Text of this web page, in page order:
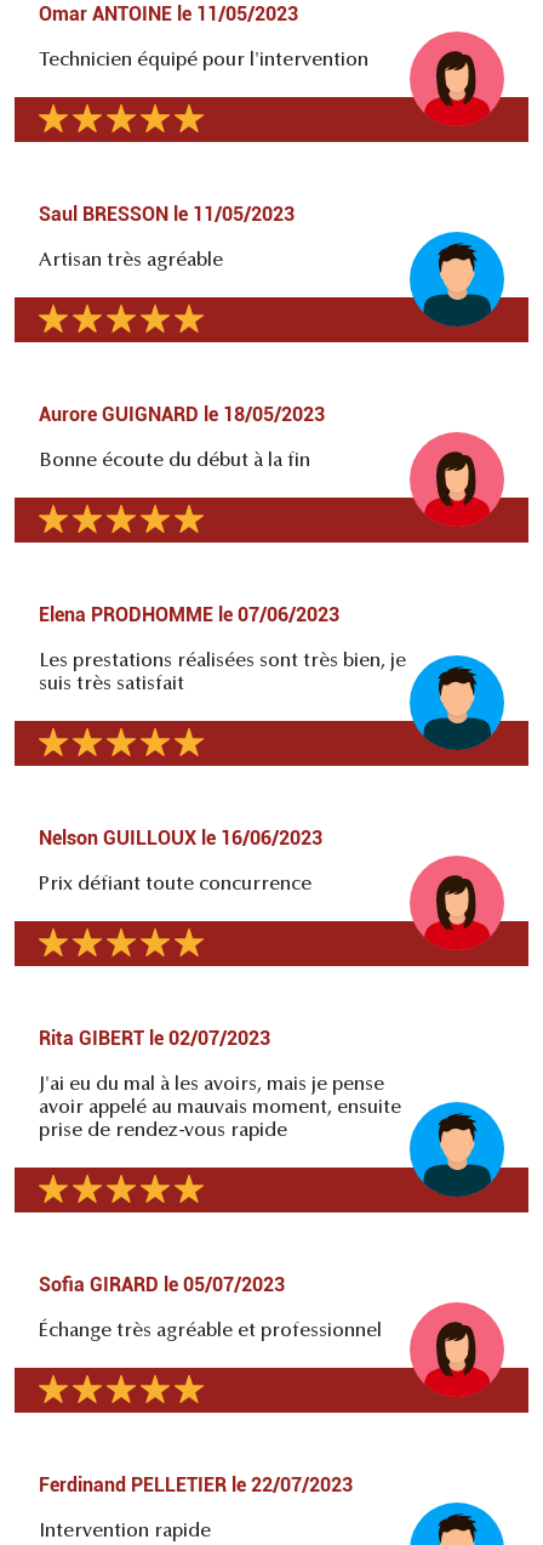
Omar ANTOINE le 11/05/2023
Technicien équipé pour l'intervention
Saul BRESSON le 11/05/2023
Artisan très agréable
Aurore GUIGNARD le 18/05/2023
Bonne écoute du début à la fin
Elena PRODHOMME le 07/06/2023
Les prestations réalisées sont très bien, je
suis très satisfait
Nelson GUILLOUX le 16/06/2023
Prix défiant toute concurrence
Rita GIBERT le 02/07/2023
J'ai eu du mal à les avoirs, mais je pense
avoir appelé au mauvais moment, ensuite
prise de rendez-vous rapide
Sofia GIRARD le 05/07/2023
Échange très agréable et professionnel
Ferdinand PELLETIER le 22/07/2023
Intervention rapide